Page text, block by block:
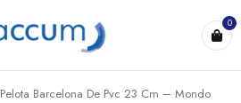
0
Pelota Barcelona De Pvc 23 Cm – Mondo